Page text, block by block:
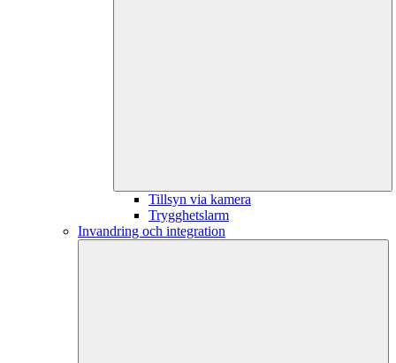
Tillsyn via kamera
Trygghetslarm
Invandring och integration